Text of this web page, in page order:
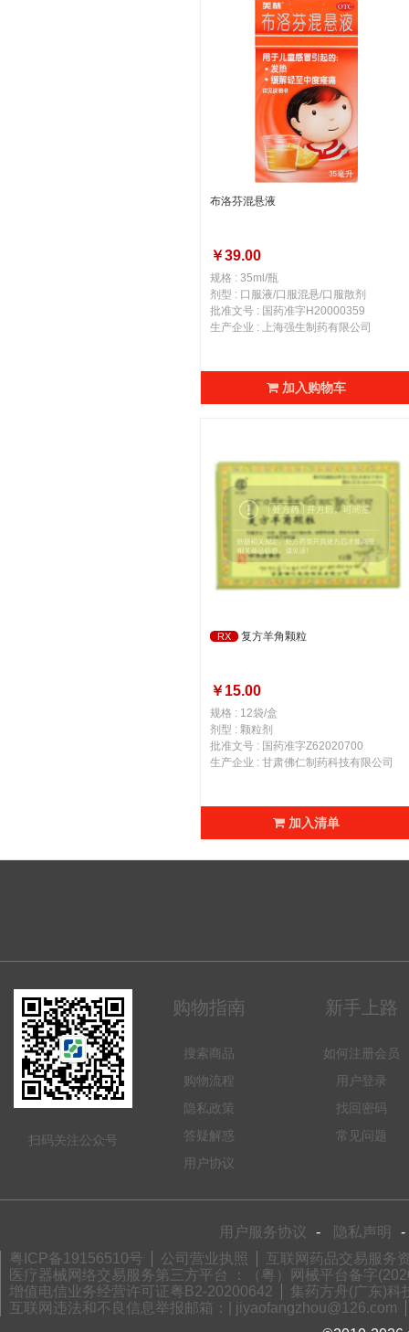
布洛芬混悬液
￥39.00
规格 : 35ml/瓶
剂型 : 口服液/口服混悬/口服散剂
批准文号 : 国药准字H20000359
生产企业 : 上海强生制药有限公司
加入购物车
RX 复方羊角颗粒
￥15.00
规格 : 12袋/盒
剂型 : 颗粒剂
批准文号 : 国药准字Z62020700
生产企业 : 甘肃佛仁制药科技有限公司
加入清单
扫码关注公众号
购物指南
搜索商品
购物流程
隐私政策
答疑解惑
用户协议
新手上路
如何注册会员
用户登录
找回密码
常见问题
用户服务协议 - 隐私声明
-
粤ICP备19156510号
公司营业执照
互联网药品交易服务
医疗器械网络交易服务第三方平台 ：（粤）网械平台备字
增值电信业务经营许可证粤B2-20200642
集药方舟(广东)科
互联网违法和不良信息举报邮箱：| jiyaofangzhou@126.com